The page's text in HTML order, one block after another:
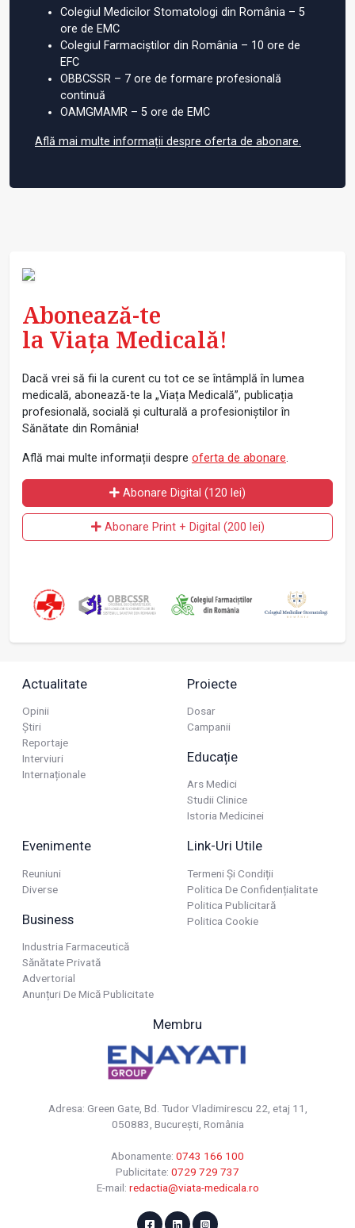
Colegiul Medicilor Stomatologi din România – 5
ore de EMC
Colegiul Farmaciștilor din România – 10 ore de
EFC
OBBCSSR – 7 ore de formare profesională
continuă
OAMGMAMR – 5 ore de EMC
Află mai multe informații despre oferta de abonare.
Abonează-te
la Viața Medicală!
Dacă vrei să fii la curent cu tot ce se întâmplă în lumea
medicală, abonează-te la „Viața Medicală”, publicația
profesională, socială și culturală a profesioniștilor în
Sănătate din România!
Află mai multe informații despre oferta de abonare.
Abonare Digital (120 lei)
Abonare Print + Digital (200 lei)
Actualitate
Opinii
Știri
Reportaje
Interviuri
Internaționale
Proiecte
Dosar
Campanii
Educație
Ars Medici
Studii Clinice
Istoria Medicinei
Evenimente
Reuniuni
Diverse
Business
Industria Farmaceutică
Sănătate Privată
Advertorial
Anunțuri De Mică Publicitate
Link-Uri Utile
Termeni Și Condiții
Politica De Confidențialitate
Politica Publicitară
Politica Cookie
Membru
Adresa: Green Gate, Bd. Tudor Vladimirescu 22, etaj 11,
050883, Bucureşti, România
Abonamente: 0743 166 100
Publicitate: 0729 729 737
E-mail: redactia@viata-medicala.ro